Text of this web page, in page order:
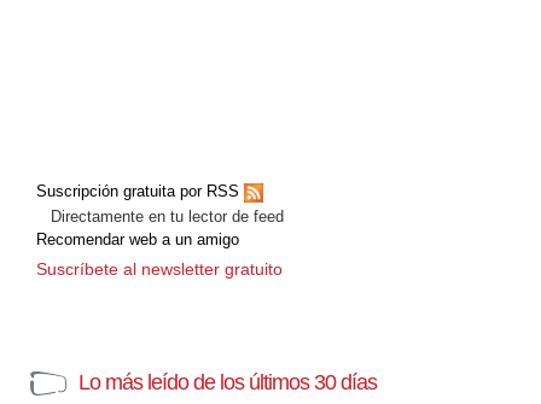
Suscripción gratuita por RSS
Directamente en tu lector de feed
Recomendar web a un amigo
Suscríbete al newsletter gratuito
Lo más leído de los últimos 30 días